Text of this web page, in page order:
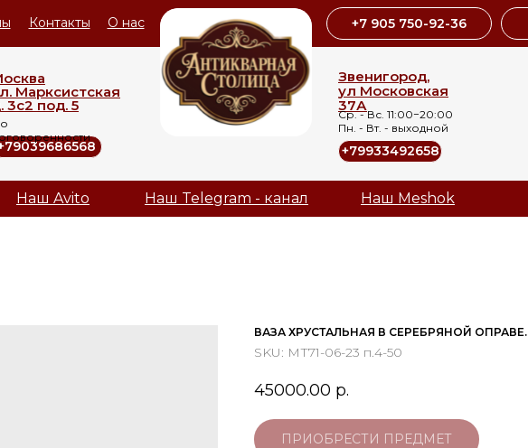
Контакты О нас
Марксистская
3с2 под. 5
+7 905 750-92-36
Звенигород,
ул Московская
37А
Ср. - Вс. 11:00−20:00
Пн. - Вт. - выходной
+79933492658
Наш Meshok
Наш Avito Наш Telegram - канал
ВАЗА ХРУСТАЛЬНАЯ В СЕРЕБРЯНОЙ ОПРАВЕ.
SKU: МТ71-06-23 п.4-50
45000.00 р.
ПРИОБРЕСТИ ПРЕДМЕТ